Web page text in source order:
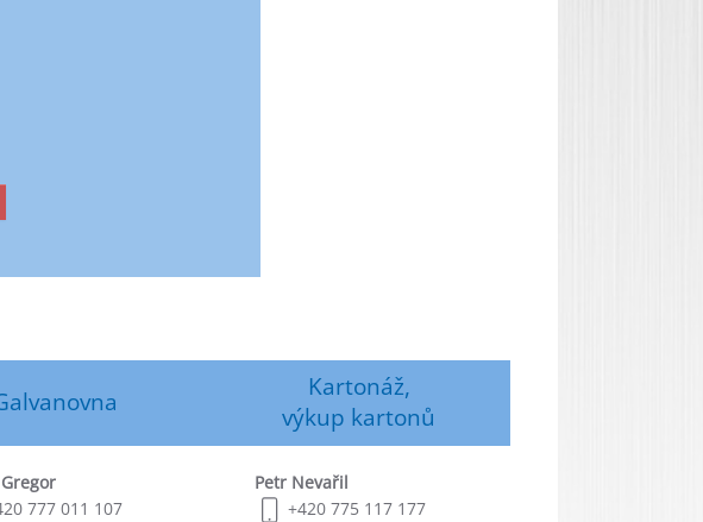
777 011 107
Kartonáž,
výkup kartonů
Petr Nevařil
+420 775 117 177